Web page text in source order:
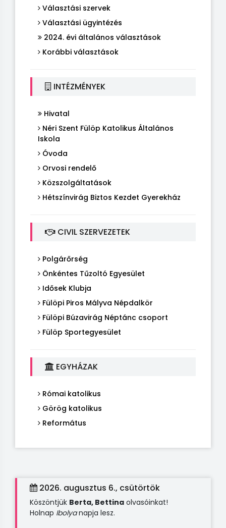
Választási szervek
Választási ügyintézés
2024. évi általános választások
Korábbi választások
INTÉZMÉNYEK
Hivatal
Néri Szent Fülöp Katolikus Általános
Iskola
Óvoda
Orvosi rendelő
Közszolgáltatások
Hétszínvirág Biztos Kezdet Gyerekház
CIVIL SZERVEZETEK
Polgárőrség
Önkéntes Tűzoltó Egyesület
Idősek Klubja
Fülöpi Piros Mályva Népdalkör
Fülöpi Búzavirág Néptánc csoport
Fülöp Sportegyesület
EGYHÁZAK
Római katolikus
Görög katolikus
Református
2026. augusztus 6., csütörtök
Köszöntjük Berta, Bettina olvasóinkat!
Holnap Ibolyanapja lesz.